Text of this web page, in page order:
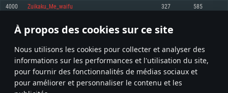
À propos des cookies sur ce site
Nous utilisons les cookies pour collecter et analyser des
informations sur les performances et l'utilisation du site,
pour fournir des fonctionnalités de médias sociaux et
pour améliorer et personnaliser le contenu et les
1060 et plus, Radeon RX 570 et plus.
Disque dur: 75.9 Go (client complet)
Carte graphique: Radeon Vega II ou plus avec support de Metal
Disque dur: 62,2 Go (client complet)
Carte graphique: NVIDIA 1060 avec les derniers drivers (moins de 6 mois) /
6 mois et supportant Vulkan
Connection: Connexion Internet à haut débit
Disque dur: 60,2 Go (client complet)
4000 Zuikaku_Me_waifu 327 585
* Classement mis à jour quotidiennement
199 200 201 300